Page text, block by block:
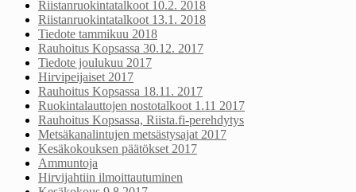
Riistanruokintatalkoot 10.2. 2018
Riistanruokintatalkoot 13.1. 2018
Tiedote tammikuu 2018
Rauhoitus Kopsassa 30.12. 2017
Tiedote joulukuu 2017
Hirvipeijaiset 2017
Rauhoitus Kopsassa 18.11. 2017
Ruokintalauttojen nostotalkoot 1.11 2017
Rauhoitus Kopsassa, Riista.fi-perehdytys
Metsäkanalintujen metsästysajat 2017
Kesäkokouksen päätökset 2017
Ammuntoja
Hirvijahtiin ilmoittautuminen